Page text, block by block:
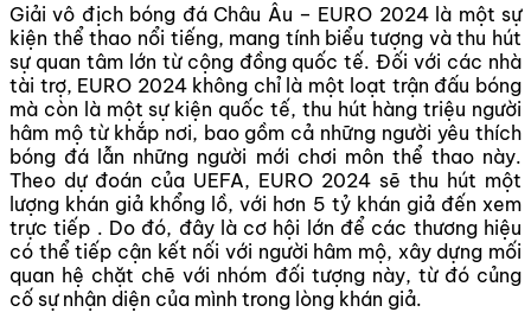
Giải vô địch bóng đá Châu Âu – EURO 2024 là một sự
kiện thể thao nổi tiếng, mang tính biểu tượng và thu hút
sự quan tâm lớn từ cộng đồng quốc tế. Đối với các nhà
tài trợ, EURO 2024 không chỉ là một loạt trận đấu bóng
mà còn là một sự kiện quốc tế, thu hút hàng triệu người
hâm mộ từ khắp nơi, bao gồm cả những người yêu thích
bóng đá lẫn những người mới chơi môn thể thao này.
Theo dự đoán của UEFA, EURO 2024 sẽ thu hút một
lượng khán giả khổng lồ, với hơn 5 tỷ khán giả đến xem
trực tiếp . Do đó, đây là cơ hội lớn để các thương hiệu
có thể tiếp cận kết nối với người hâm mộ, xây dựng mối
quan hệ chặt chẽ với nhóm đối tượng này, từ đó củng
cố sự nhận diện của mình trong lòng khán giả.